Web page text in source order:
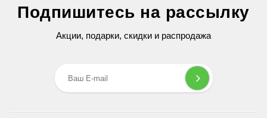
299 грн
Подпишитесь на рассылку
Акции, подарки, скидки и распродажа